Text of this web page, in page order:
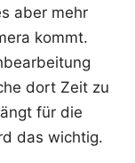
aber mehr
kommt.
dort Zeit zu
für die
das wichtig.